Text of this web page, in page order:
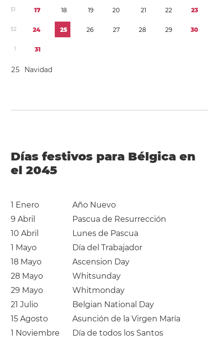
51 17 18 19 20 21 22 23
52 24 25 26 27 28 29 30
1 31
25 Navidad
Días festivos para Bélgica en
el 2045
1 Enero
Año Nuevo
9 Abril
Pascua de Resurrección
10 Abril
Lunes de Pascua
1 Mayo
Día del Trabajador
18 Mayo
Ascension Day
28 Mayo
Whitsunday
29 Mayo
Whitmonday
21 Julio
Belgian National Day
15 Agosto
Asunción de la Virgen María
1 Noviembre
Día de todos los Santos